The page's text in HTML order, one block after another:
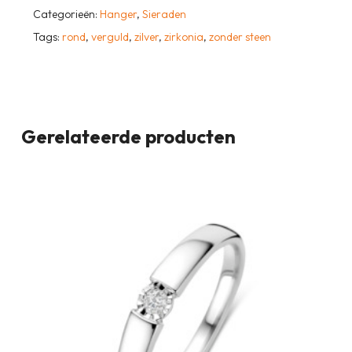
Categorieën: Hanger, Sieraden
Tags: rond, verguld, zilver, zirkonia, zonder steen
Gerelateerde producten